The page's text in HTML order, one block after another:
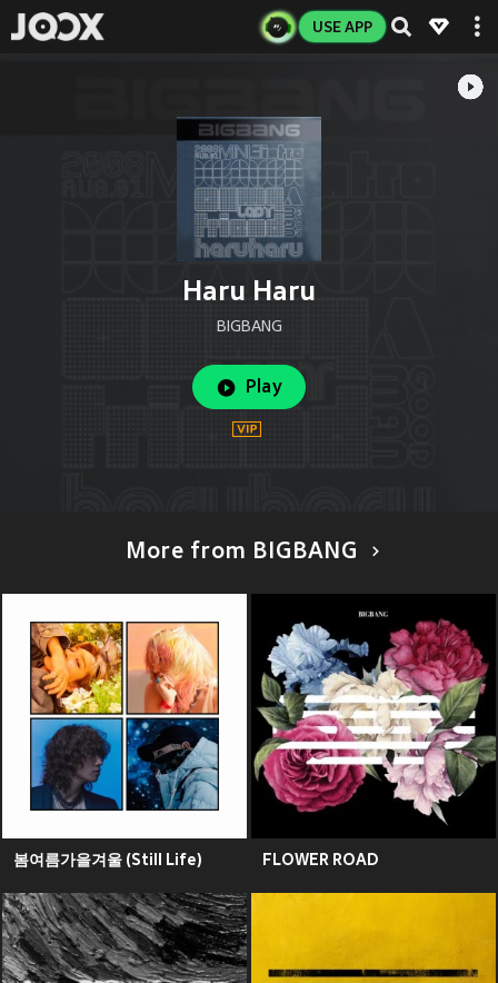
USE APP
Haru Haru
BIGBANG
Play
More from BIGBANG
봄여름가을겨울 (Still Life) FLOWER ROAD